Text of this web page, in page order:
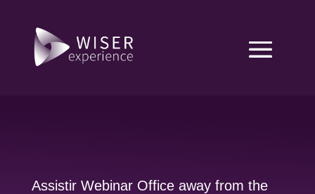
Assistir Webinar Office away from the